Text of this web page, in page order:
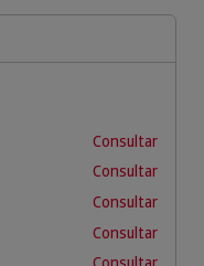
Consultar
Consultar
Consultar
Consultar